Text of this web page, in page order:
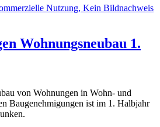
Wohnungsneubau 1.
von Wohnungen in Wohn- und
Baugenehmigungen ist im 1. Halbjahr